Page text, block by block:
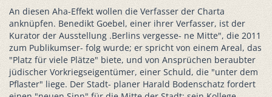
An diesen Aha-Effekt wollen die Verfasser der Charta
anknüpfen. Benedikt Goebel, einer ihrer Verfasser, ist der
Kurator der Ausstellung .Berlins vergesse- ne Mitte", die 2011
zum Publikumser- folg wurde; er spricht von einem Areal, das
"Platz für viele Plätze" biete, und von Ansprüchen beraubter
jüdischer Vorkriegseigentümer, einer Schuld, die "unter dem
Pflaster" liege. Der Stadt- planer Harald Bodenschatz fordert